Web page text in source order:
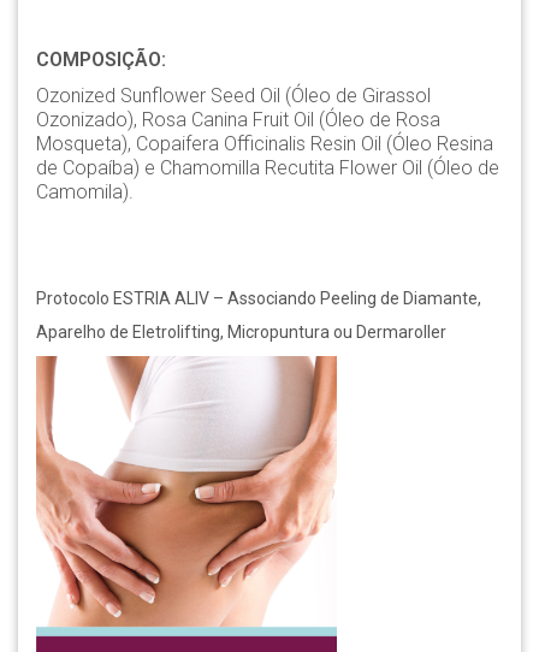
COMPOSIÇÃO:
Ozonized Sunflower Seed Oil (Óleo de Girassol
Ozonizado), Rosa Canina Fruit Oil (Óleo de Rosa
Mosqueta), Copaifera Officinalis Resin Oil (Óleo Resina
de Copaíba) e Chamomilla Recutita Flower Oil (Óleo de
Camomila).
Protocolo ESTRIA ALIV – Associando Peeling de Diamante,
Aparelho de Eletrolifting, Micropuntura ou Dermaroller